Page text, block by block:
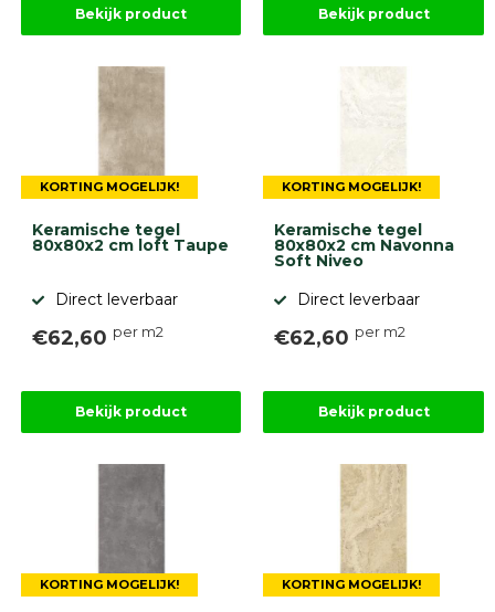
Bekijk product Bekijk product
KORTING MOGELIJK!
Keramische tegel
80x80x2 cm loft Taupe
Direct leverbaar
€62,60 per m2
Bekijk product
KORTING MOGELIJK!
Keramische tegel
80x80x2 cm Navonna
Soft Niveo
Direct leverbaar
€62,60 per m2
Bekijk product
KORTING MOGELIJK! KORTING MOGELIJK!